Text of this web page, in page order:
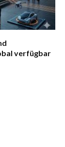
verfügbar